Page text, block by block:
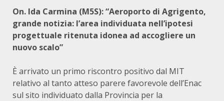
On. Ida Carmina (M5S): “Aeroporto di Agrigento,
grande notizia: l’area individuata nell’ipotesi
progettuale ritenuta idonea ad accogliere un
nuovo scalo”
È arrivato un primo riscontro positivo dal MIT
relativo al tanto atteso parere favorevole dell’Enac
sul sito individuato dalla Provincia per la